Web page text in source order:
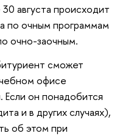
августа происходит
по очным программам
очно-заочным.
сможет
офисе
Если он понадобится
и в других случаях),
об этом при